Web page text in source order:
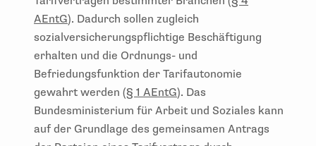
AEntG). Dadurch sollen zugleich
sozialversicherungspflichtige Beschäftigung
erhalten und die Ordnungs- und
Befriedungsfunktion der Tarifautonomie
gewahrt werden (§ 1 AEntG). Das
Bundesministerium für Arbeit und Soziales kann
auf der Grundlage des gemeinsamen Antrags